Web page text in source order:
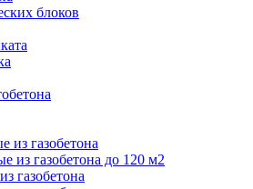
блоков
из газобетона
из газобетона до 120 м2
газобетона